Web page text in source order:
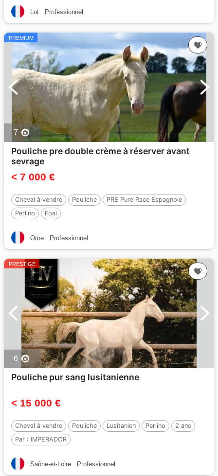
Lot Professionnel
PREMIUM
7
Pouliche pre double crème à réserver avant
sevrage
< 7 000 €
Cheval à vendre Pouliche
PRE Pure Race Espagnole
Perlino
Foal
Orne Professionnel
PRESTIGE
6
Pouliche pur sang lusitanienne
< 15 000 €
Cheval à vendre Pouliche Lusitanien Perlino
2 ans
Par : IMPERADOR
Saône-et-Loire Professionnel